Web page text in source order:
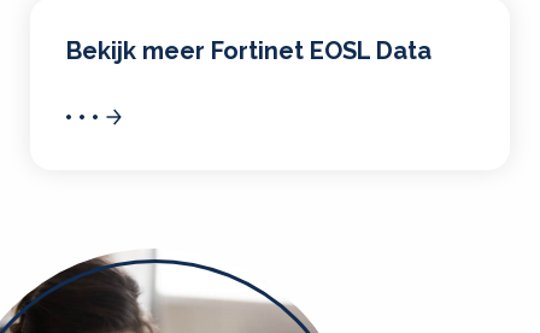
Bekijk meer Fortinet EOSL Data